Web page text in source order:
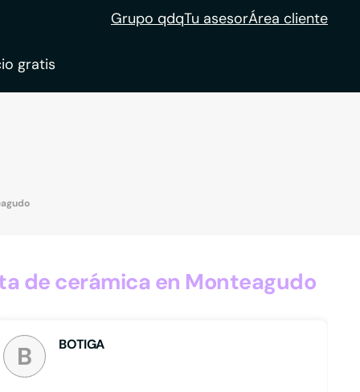
Grupo qdqTu asesorÁrea cliente
gratis
de cerámica en Monteagudo
B BOTIGA